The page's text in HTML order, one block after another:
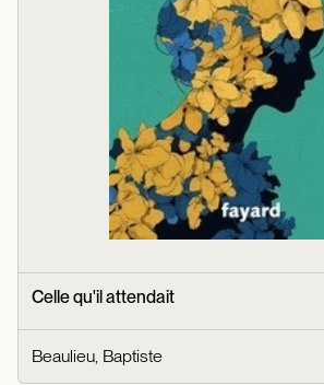
Celle qu'il attendait
Beaulieu, Baptiste